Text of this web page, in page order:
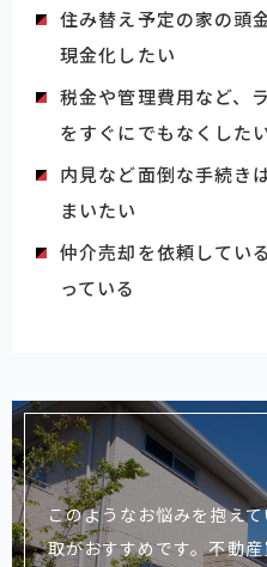
住み替え予定の家の頭
現金化したい
税金や管理費用など、
をすぐにでもなくした
内見など面倒な手続き
まいたい
仲介売却を依頼してい
っている
このようなお悩みを抱え
取がおすすめです。不動